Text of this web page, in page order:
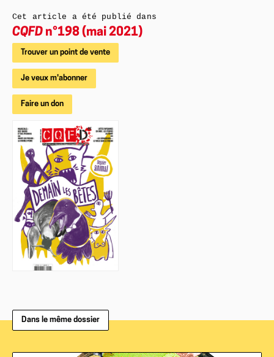
Cet article a été publié dans
CQFD n°198 (mai 2021)
Trouver un point de vente
Je veux m'abonner
Faire un don
Dans le même dossier